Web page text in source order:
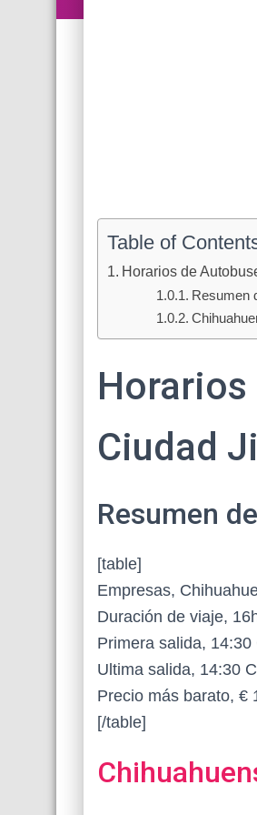
Table of
Horarios de
Resumen
Horarios
Ciudad
Resumen
[table]
Empresas,
Duración de viaje,
Primera salida,
Ultima salida, 14:30
Precio más barato, €
[/table]